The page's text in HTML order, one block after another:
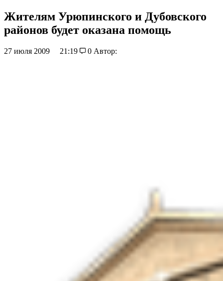
Жителям Урюпинского и Дубовского
районов будет оказана помощь
27 июля 2009 21:19 0 Автор: